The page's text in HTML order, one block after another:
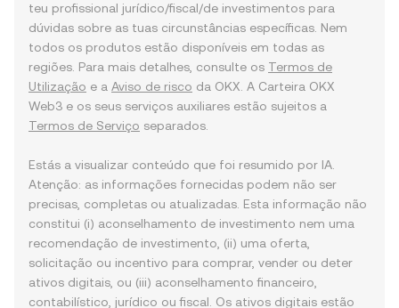
teu profissional jurídico/fiscal/de investimentos para
dúvidas sobre as tuas circunstâncias específicas. Nem
todos os produtos estão disponíveis em todas as
regiões. Para mais detalhes, consulte os Termos de
Utilização e a Aviso de risco da OKX. A Carteira OKX
Web3 e os seus serviços auxiliares estão sujeitos a
Termos de Serviço separados.
Estás a visualizar conteúdo que foi resumido por IA.
Atenção: as informações fornecidas podem não ser
precisas, completas ou atualizadas. Esta informação não
constitui (i) aconselhamento de investimento nem uma
recomendação de investimento, (ii) uma oferta,
solicitação ou incentivo para comprar, vender ou deter
ativos digitais, ou (iii) aconselhamento financeiro,
contabilístico, jurídico ou fiscal. Os ativos digitais estão